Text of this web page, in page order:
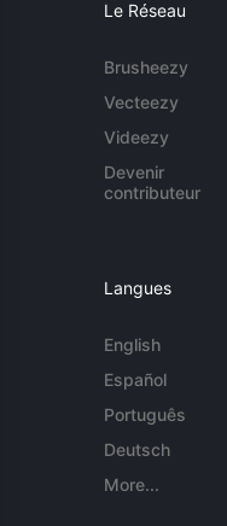
Le Réseau
Brusheezy
Vecteezy
Videezy
Devenir
contributeur
Langues
English
Español
Português
Deutsch
More...